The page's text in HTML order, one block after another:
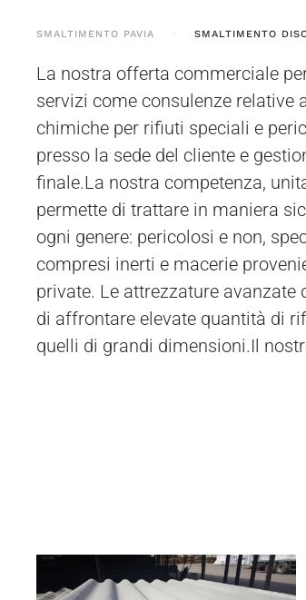
SMALTIMENTO PAVIA SMALTIMENTO
La nostra offerta commerciale
servizi come consulenze relative
chimiche per rifiuti speciali e
presso la sede del cliente e
finale.La nostra competenza,
permette di trattare in maniera
ogni genere: pericolosi e non,
compresi inerti e macerie
private. Le attrezzature
di affrontare elevate quantità di
quelli di grandi dimensioni.Il
autorizzato si trova a
possono essere ritirati dai
Cassolnovo o dai comuni vicini
trasporto speciale. In alternativa,